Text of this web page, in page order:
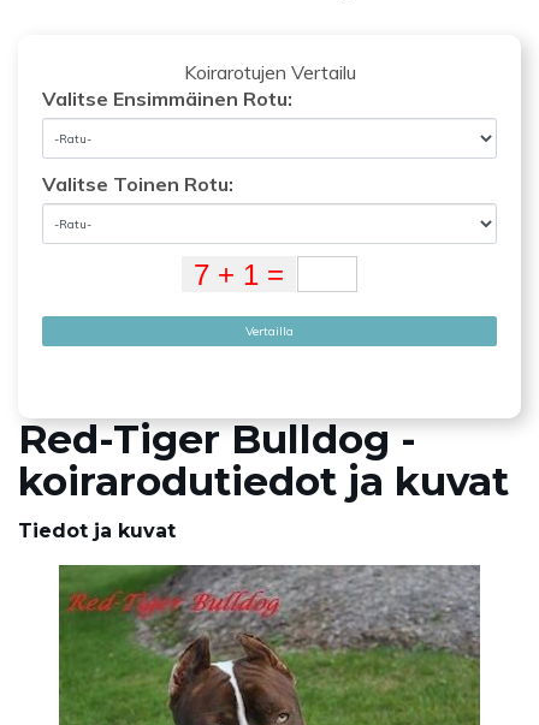
Koirarotujen Vertailu
Valitse Ensimmäinen Rotu:
Valitse Toinen Rotu:
Vertailla
Red-Tiger Bulldog -
koirarodutiedot ja kuvat
Tiedot ja kuvat